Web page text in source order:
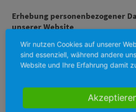
Erhebung personenbezogener
unserer Website
wenn Sie sich nicht registrieren
Informationen übermitteln,
personenbezogenen Daten, die Ihr
möchten, erheben wir die folgenden
technisch erforderlich sind, um
Wir nutzen Cookies auf unserer
sind essenziell, während andere
Website und Ihre Erfahrung damit